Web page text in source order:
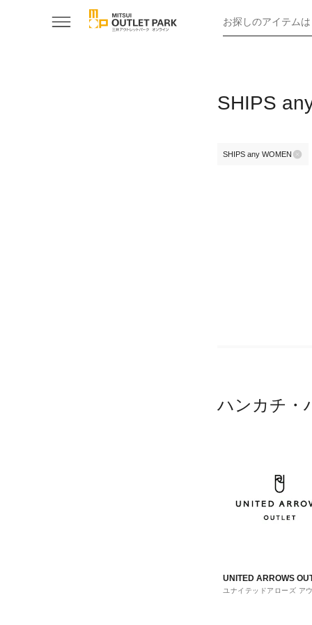
お探しのアイテム
SHIPS
SHIPS any WOMEN
ハンカチ・
UNITED ARROWS
ユナイテッドアローズ ア